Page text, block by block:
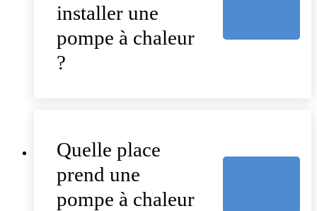
installer une
pompe à chaleur
?
Quelle place
prend une
pompe à chaleur